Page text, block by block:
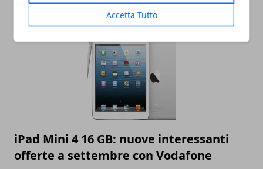
Accetta Tutto
iPad Mini 4 16 GB: nuove interessanti
offerte a settembre con Vodafone